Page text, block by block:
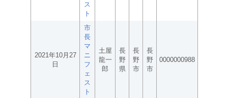
ス
ト
2021年10月27
日
市
長
マ
ニ
フ
ェ
ス
ト
土屋
龍一
郎
長
野
県
長
野
市
長
野
市
0000000988